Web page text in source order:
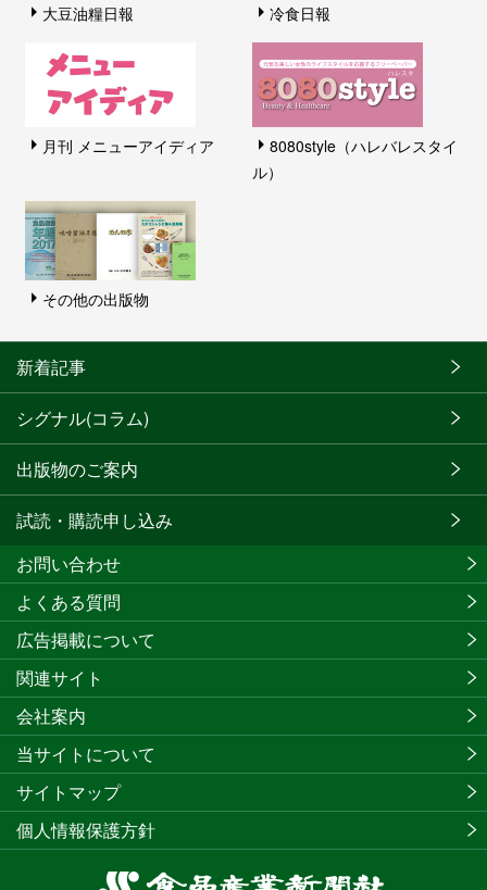
大豆油糧日報 冷食日報
月刊 メニューアイディア
8080style（ハレバレスタイ
ル）
その他の出版物
新着記事
シグナル(コラム)
出版物のご案内
試読・購読申し込み
食
お問い合わせ
よくある質問
広告掲載について
関連サイト
会社案内
当サイトについて
サイトマップ
個人情報保護方針